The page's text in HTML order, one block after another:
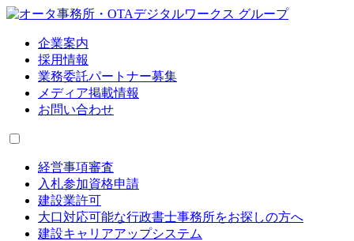
企業案内
採用情報
業務委託パートナー募集
メディア掲載情報
お問い合わせ
経営事項審査
入札参加資格申請
建設業許可
大口対応可能な行政書士事務所をお探しの方へ
建設キャリアアップシステム